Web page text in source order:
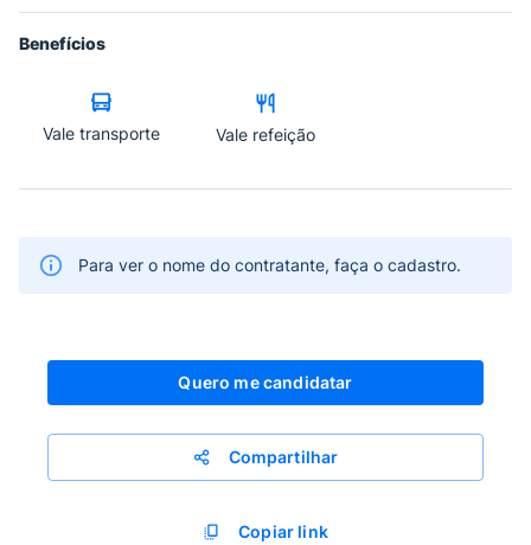
Benefícios
Vale transporte Vale refeição
Para ver o nome do contratante, faça o cadastro.
Quero me candidatar
Compartilhar
Copiar link